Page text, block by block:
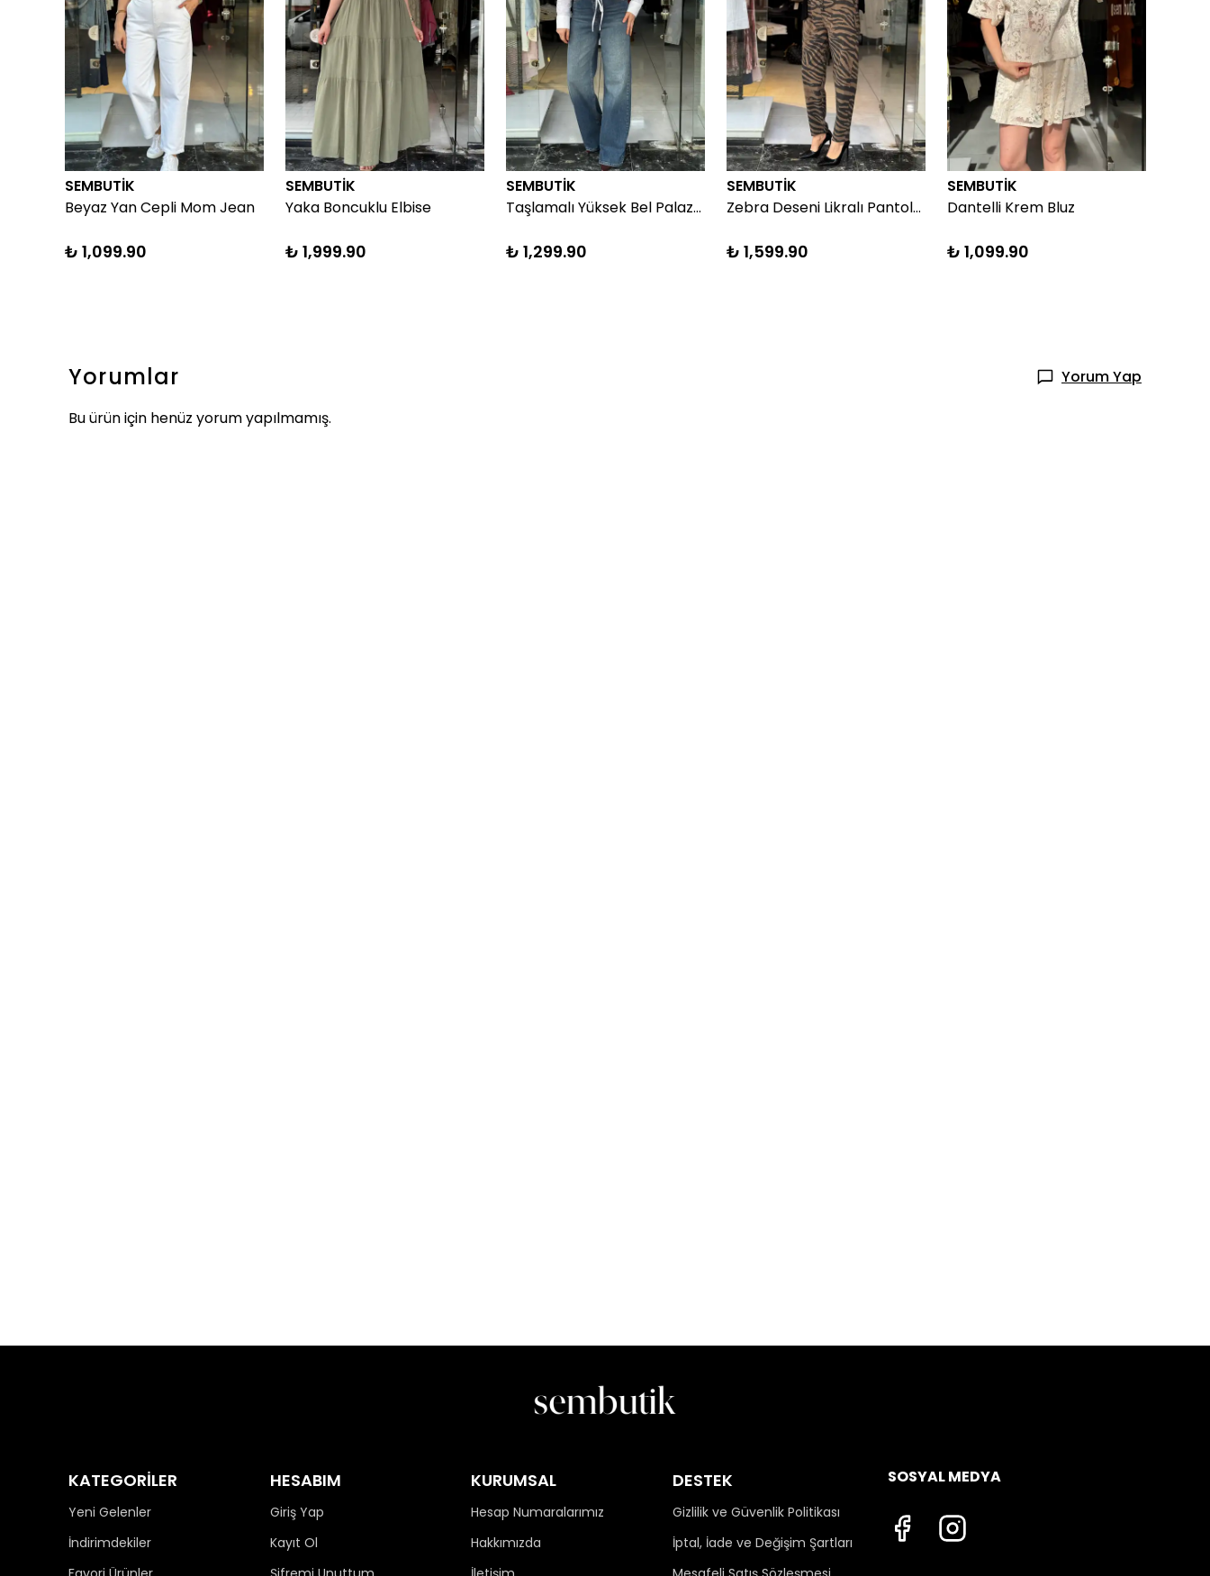
SEMBUTİK
Beyaz Yan Cepli Mom Jean
₺ 1,099.90
SEMBUTİK
Yaka Boncuklu Elbise
₺ 1,999.90
SEMBUTİK
Taşlamalı Yüksek Bel Palazzo Jean
₺ 1,299.90
SEMBUTİK
Zebra Deseni Likralı Pantolon
₺ 1,599.90
SEMBUTİK
Dantelli Krem Bluz
₺ 1,099.90
Yorumlar
Yorum Yap
Bu ürün için henüz yorum yapılmamış.
KATEGORİLER
Yeni Gelenler
İndirimdekiler
HESABIM
Giriş Yap
Kayıt Ol
KURUMSAL
Hesap Numaralarımız
Hakkımızda
DESTEK
Gizlilik ve Güvenlik Politikası
İptal, İade ve Değişim Şartları
SOSYAL MEDYA